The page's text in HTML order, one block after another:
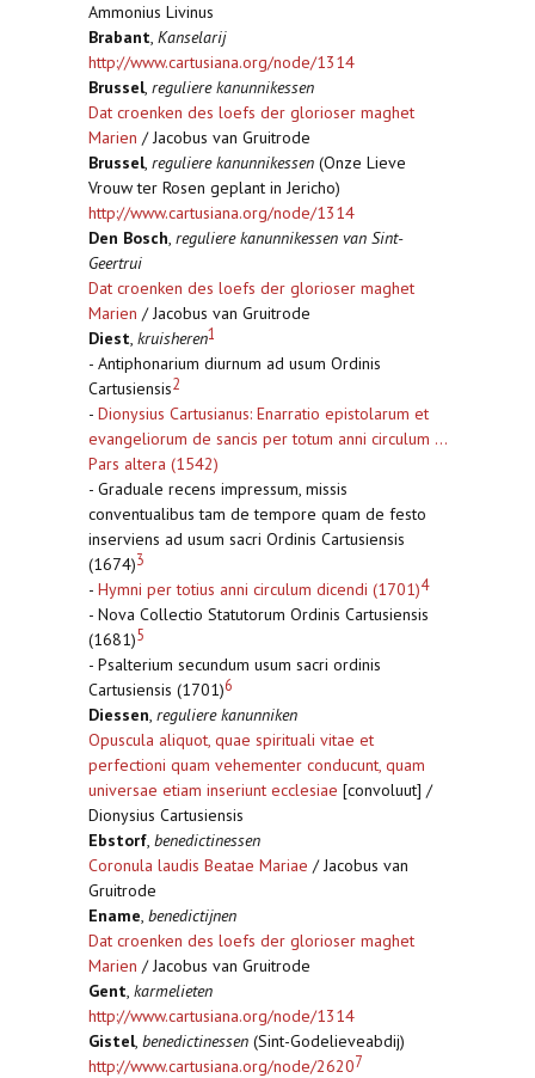
Ammonius Livinus
Brabant, Kanselarij
http://www.cartusiana.org/node/1314
Brussel, reguliere kanunnikessen
Dat croenken des loefs der glorioser maghet
Marien / Jacobus van Gruitrode
Brussel, reguliere kanunnikessen (Onze Lieve
Vrouw ter Rosen geplant in Jericho)
http://www.cartusiana.org/node/1314
Den Bosch, reguliere kanunnikessen van Sint-
Geertrui
Dat croenken des loefs der glorioser maghet
Marien / Jacobus van Gruitrode
Diest, kruisheren1
- Antiphonarium diurnum ad usum Ordinis
Cartusiensis2
- Dionysius Cartusianus: Enarratio epistolarum et
evangeliorum de sancis per totum anni circulum ...
Pars altera (1542)
- Graduale recens impressum, missis
conventualibus tam de tempore quam de festo
inserviens ad usum sacri Ordinis Cartusiensis
(1674)3
- Hymni per totius anni circulum dicendi (1701)4
- Nova Collectio Statutorum Ordinis Cartusiensis
(1681)5
- Psalterium secundum usum sacri ordinis
Cartusiensis (1701)6
Diessen, reguliere kanunniken
Opuscula aliquot, quae spirituali vitae et
perfectioni quam vehementer conducunt, quam
universae etiam inseriunt ecclesiae [convoluut] /
Dionysius Cartusiensis
Ebstorf, benedictinessen
Coronula laudis Beatae Mariae / Jacobus van
Gruitrode
Ename, benedictijnen
Dat croenken des loefs der glorioser maghet
Marien / Jacobus van Gruitrode
Gent, karmelieten
http://www.cartusiana.org/node/1314
Gistel, benedictinessen (Sint-Godelieveabdij)
http://www.cartusiana.org/node/26207